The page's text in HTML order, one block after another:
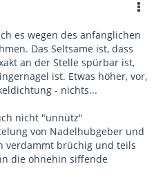
es wegen des anfänglichen
Das Seltsame ist, dass
an der Stelle spürbar ist,
ist. Etwas höher, vor,
- nichts...
nicht "unnütz"
von Nadelhubgeber und
verdammt brüchig und teils
die ohnehin siffende